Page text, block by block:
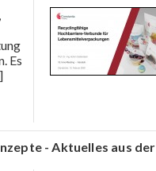
Es
]
- Aktuelles aus der